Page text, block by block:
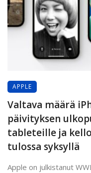
APPLE
Valtava määrä
päivityksen
tableteille ja
tulossa syksyllä
Apple on julkistanut